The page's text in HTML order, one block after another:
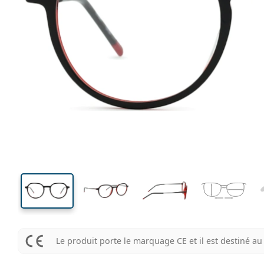
44 mm
Hauteur des verres
50 mm
Largeur des verres
Le produit porte le marquage CE et il est destiné